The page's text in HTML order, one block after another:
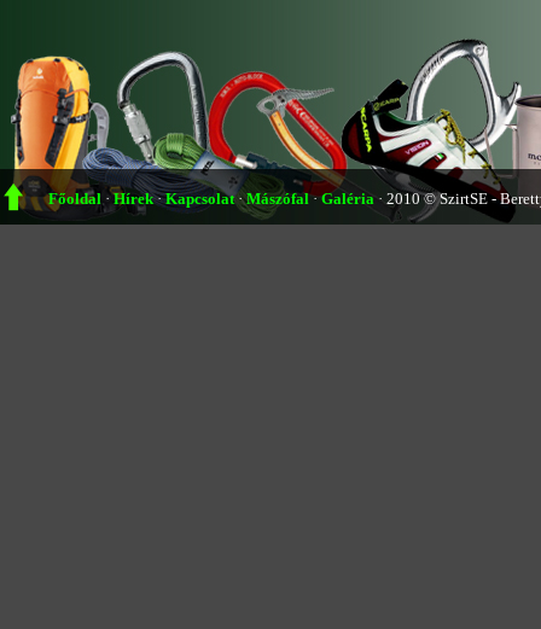
Főoldal·Hírek·Kapcsolat·Mászófal·Galéria · 2010 © SzirtSE -